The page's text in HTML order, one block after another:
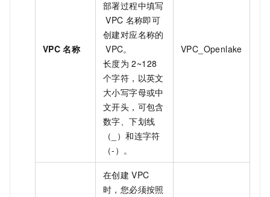
VPC 名称
部署过程中填写
VPC 名称即可
创建对应名称的
VPC。
长度为 2~128
个字符，以英文
大小写字母或中
文开头，可包含
数字、下划线
（_）和连字符
（-）。
VPC_Openlake
在创建 VPC
时，您必须按照